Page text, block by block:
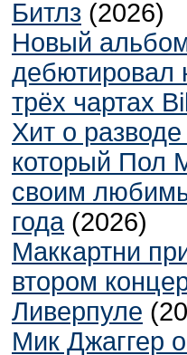
Битлз (2026)
Новый
дебютировал
трёх чартах
Хит о
который Пол
своим
года (2026)
Маккартни
втором
Ливерпуле
Мик Джаггер